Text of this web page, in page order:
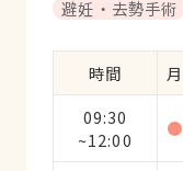
避妊・去勢手術
時間 月
09:30
~12:00
●